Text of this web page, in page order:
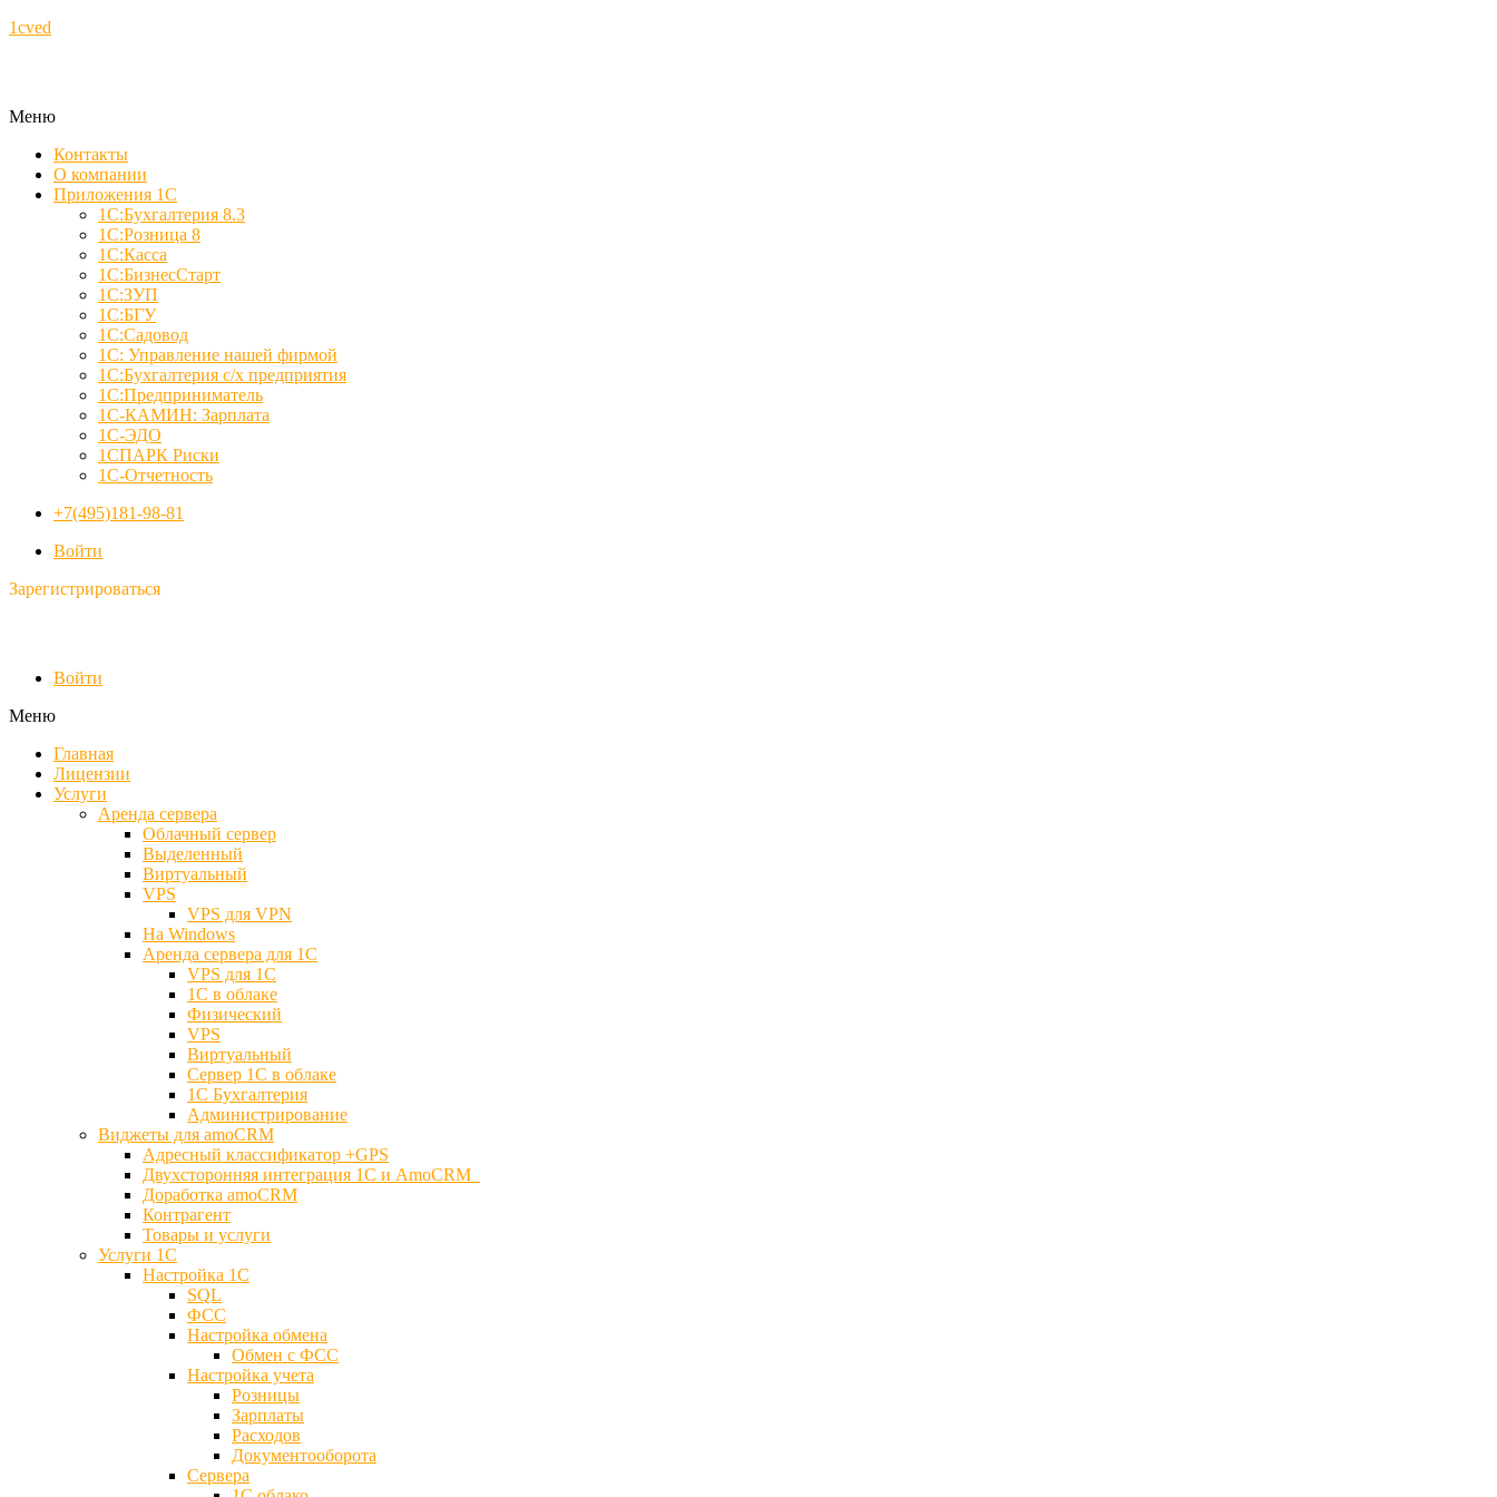
1cved
Меню
Контакты
О компании
Приложения 1С
1С:Бухгалтерия 8.3
1С:Розница 8
1С:Касса
1С:БизнесСтарт
1С:ЗУП
1С:БГУ
1С:Садовод
1С: Управление нашей фирмой
1С:Бухгалтерия с/х предприятия
1С:Предприниматель
1С-КАМИН: Зарплата
1С-ЭДО
1СПАРК Риски
1С-Отчетность
+7(495)181-98-81
Войти
Зарегистрироваться
Войти
Меню
Главная
Лицензии
Услуги
Аренда сервера
Облачный сервер
Выделенный
Виртуальный
VPS
VPS для VPN
На Windows
Аренда сервера для 1С
VPS для 1С
1С в облаке
Физический
VPS
Виртуальный
Сервер 1С в облаке
1С Бухгалтерия
Администрирование
Виджеты для amoCRM
Адресный классификатор +GPS
Двухсторонняя интеграция 1С и AmoCRM
Доработка amoCRM
Контрагент
Товары и услуги
Услуги 1С
Настройка 1С
SQL
ФСС
Настройка обмена
Обмен с ФСС
Настройка учета
Розницы
Зарплаты
Расходов
Документооборота
Сервера